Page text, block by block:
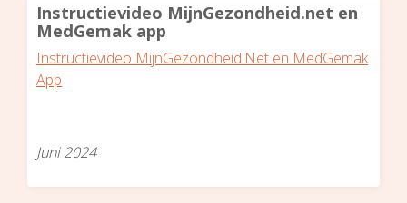
Instructievideo MijnGezondheid.net en
MedGemak app
Instructievideo MijnGezondheid.Net en MedGemak
App
Juni 2024